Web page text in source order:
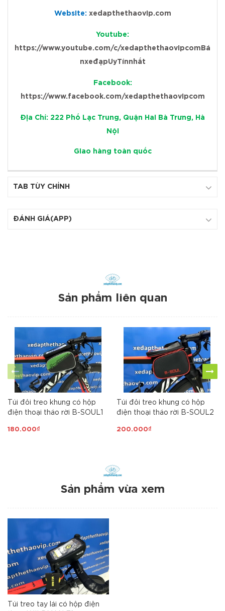
Website: xedapthethaovip.com
Youtube:
https://www.youtube.com/c/xedapthethaovipcomBá
nxeđạpUyTínnhất
Facebook:
https://www.facebook.com/xedapthethaovipcom
Địa Chỉ: 222 Phố Lạc Trung, Quận Hai Bà Trưng, Hà
Nội
Giao hàng toàn quốc
TAB TÙY CHỈNH
ĐÁNH GIÁ(APP)
Sản phẩm liên quan
Túi đôi treo khung có hộp
điện thoại tháo rời B-SOUL1
180.000₫
Túi đôi treo khung có hộp
điện thoại tháo rời B-SOUL2
200.000₫
Sản phẩm vừa xem
Túi treo tay lái có hộp điện